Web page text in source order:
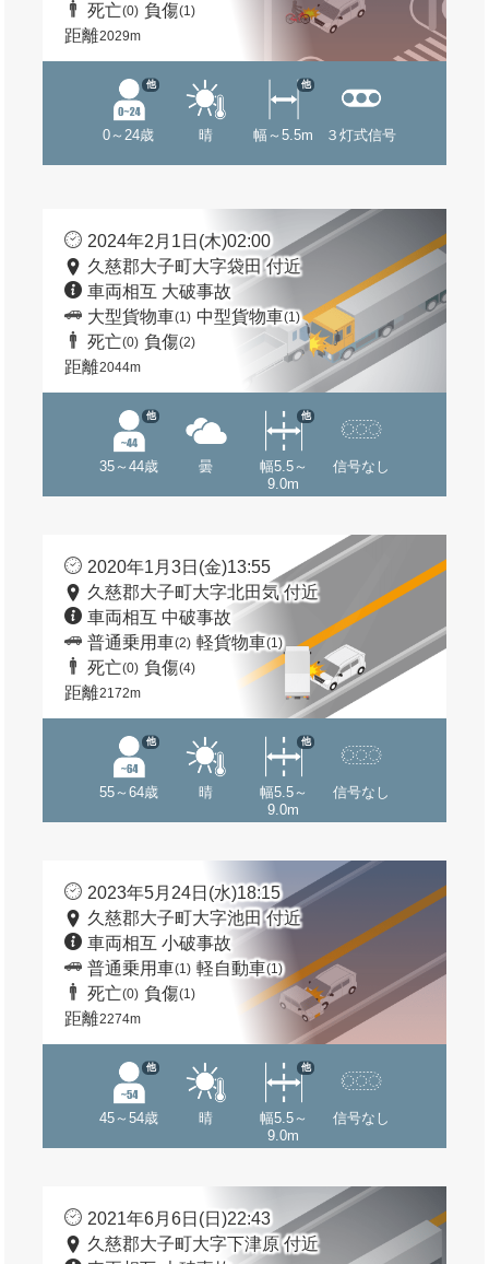
死亡(0) 負傷(1)
距離2029m
0～24歳
他
晴 幅～5.5m
他
３灯式信号
2024年2月1日(木)02:00
久慈郡大子町大字袋田 付近
車両相互 大破事故
大型貨物車(1) 中型貨物車(1)
死亡(0) 負傷(2)
距離2044m
35～44歳
他
曇
幅5.5～
9.0m
他
信号なし
2020年1月3日(金)13:55
久慈郡大子町大字北田気 付近
車両相互 中破事故
普通乗用車(2) 軽貨物車(1)
死亡(0) 負傷(4)
距離2172m
55～64歳
他
晴
幅5.5～
9.0m
他
信号なし
2023年5月24日(水)18:15
久慈郡大子町大字池田 付近
車両相互 小破事故
普通乗用車(1) 軽自動車(1)
死亡(0) 負傷(1)
距離2274m
45～54歳
他
晴
幅5.5～
9.0m
他
信号なし
2021年6月6日(日)22:43
久慈郡大子町大字下津原 付近